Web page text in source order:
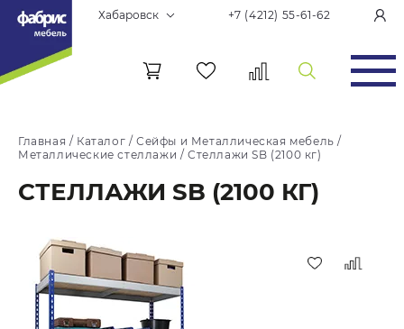
Хабаровск +7 (4212) 55-61-62
Главная / Каталог /Сейфы и Металлическая мебель /
Металлические стеллажи /Стеллажи SB (2100 кг)
СТЕЛЛАЖИ SB (2100 КГ)